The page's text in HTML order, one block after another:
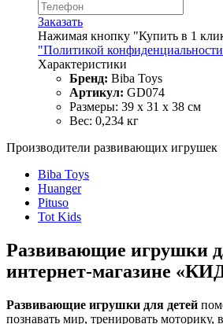
Заказать
Нажимая кнопку "Купить в 1
"Политикой
Характеристики
Бренд: Biba Toys
Артикул: GD074
Размеры: 39 х 31 х 38 см
Вес: 0,234 кг
Производители развивающих игрушек
Biba Toys
Huanger
Pituso
Tot Kids
Развивающие игрушки
интернет‑магазине
Развивающие игрушки для детей
познавать мир, тренировать моторику,